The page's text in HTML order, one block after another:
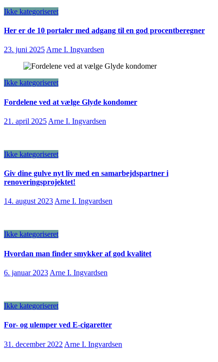
Ikke kategoriseret
Her er de 10 portaler med adgang til en god procentberegner
23. juni 2025 Arne I. Ingvardsen
Ikke kategoriseret
Fordelene ved at vælge Glyde kondomer
21. april 2025 Arne I. Ingvardsen
Ikke kategoriseret
Giv dine gulve nyt liv med en samarbejdspartner i
renoveringsprojektet!
14. august 2023Arne I. Ingvardsen
Ikke kategoriseret
Hvordan man finder smykker af god kvalitet
6. januar 2023 Arne I. Ingvardsen
Ikke kategoriseret
For- og ulemper ved E-cigaretter
31. december 2022 Arne I. Ingvardsen